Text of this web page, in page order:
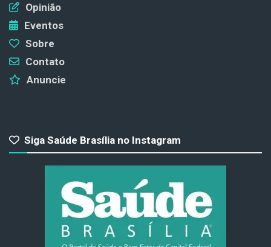
Opinião
Eventos
Sobre
Contato
Anuncie
Siga Saúde Brasília no Instagram